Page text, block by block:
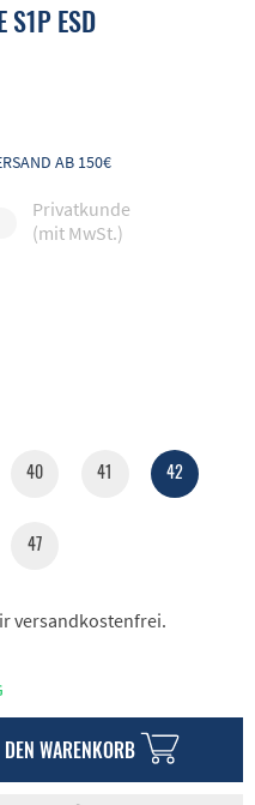
S1P ESD
AB 150€
Privatkunde
(mit MwSt.)
40 41 42
47
WARENKORB
versandkostenfrei.